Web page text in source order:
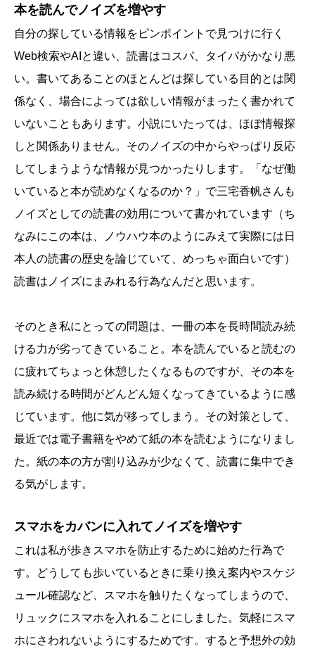
本を読んでノイズを増やす
自分の探している情報をピンポイントで見つけに行く
Web検索やAIと違い、読書はコスパ、タイパがかなり悪
い。書いてあることのほとんどは探している目的とは関
係なく、場合によっては欲しい情報がまったく書かれて
いないこともあります。小説にいたっては、ほぼ情報探
しと関係ありません。そのノイズの中からやっぱり反応
してしまうような情報が見つかったりします。「なぜ働
いていると本が読めなくなるのか？」で三宅香帆さんも
ノイズとしての読書の効用について書かれています（ち
なみにこの本は、ノウハウ本のようにみえて実際には日
本人の読書の歴史を論じていて、めっちゃ面白いです）
読書はノイズにまみれる行為なんだと思います。
そのとき私にとっての問題は、一冊の本を長時間読み続
ける力が劣ってきていること。本を読んでいると読むの
に疲れてちょっと休憩したくなるものですが、その本を
読み続ける時間がどんどん短くなってきているように感
じています。他に気が移ってしまう。その対策として、
最近では電子書籍をやめて紙の本を読むようになりまし
た。紙の本の方が割り込みが少なくて、読書に集中でき
る気がします。
スマホをカバンに入れてノイズを増やす
これは私が歩きスマホを防止するために始めた行為で
す。どうしても歩いているときに乗り換え案内やスケジ
ュール確認など、スマホを触りたくなってしまうので、
リュックにスマホを入れることにしました。気軽にスマ
ホにさわれないようにするためです。すると予想外の効